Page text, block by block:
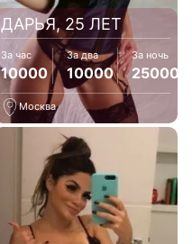
ДАРЬЯ, 25 ЛЕТ
За час
10000
За два
10000
За ночь
25000
Москва